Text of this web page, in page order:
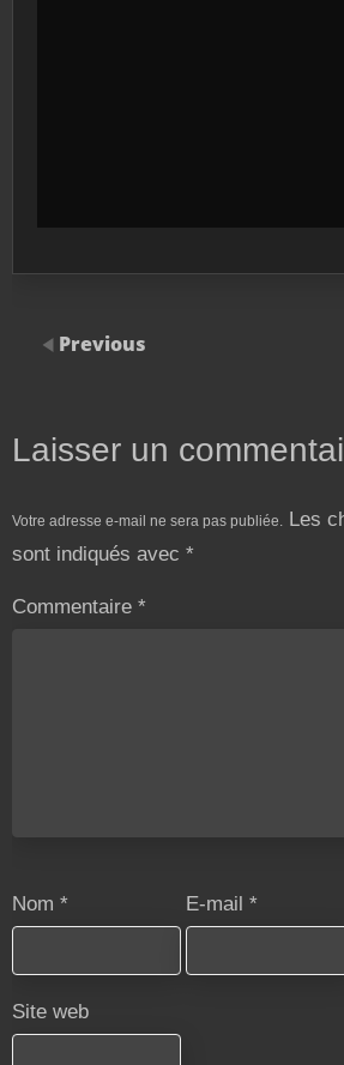
Previous
Laisser un
Votre adresse e-mail ne sera pas publiée. Les
sont indiqués avec *
Commentaire *
Nom * E-mail *
Site web